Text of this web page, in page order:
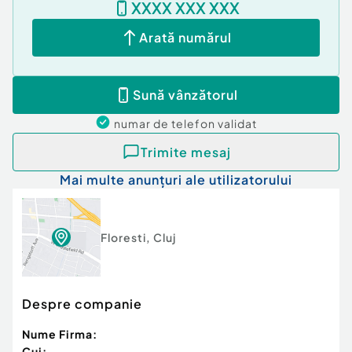
Investiție cu randament bun la închiriere;
Locuință proprie cu spațiu peste media
apartamentelor de 1 cameră;
Contactează-ne pentru detalii suplimentare sau
pentru programarea unei vizionări!
Cod ofertă / ID BLITZ: P173705
Id intern: P173705
Confort:1
Tip imobil:Bloc de apartamente
Număr Băi:1
Nr. locuri parcare:
XXXX XXX XXX
Arată numărul
Sună vânzătorul
numar de telefon validat
Trimite mesaj
Mai multe anunțuri ale utilizatorului
Floresti, Cluj
Despre companie
Nume Firma: